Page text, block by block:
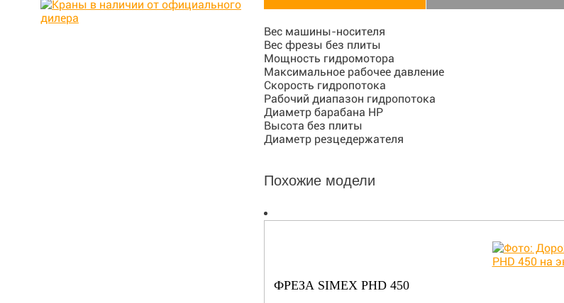
Вес машины-носителя
Вес фрезы без плиты
Мощность гидромотора
Максимальное рабочее давление
Скорость гидропотока
Рабочий диапазон гидропотока
Диаметр барабана HP
Высота без плиты
Диаметр резцедержателя
Похожие модели
ФРЕЗА SIMEX PHD 450